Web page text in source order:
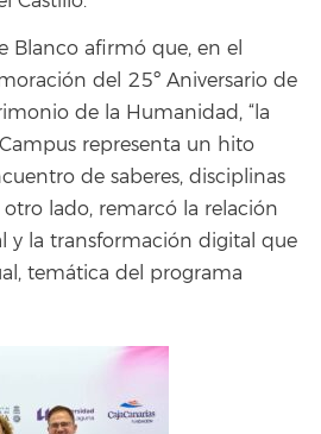
Blanco afirmó que, en el
del 25º Aniversario de
de la Humanidad, “la
representa un hito
de saberes, disciplinas
otro lado, remarcó la relación
y la transformación digital que
temática del programa